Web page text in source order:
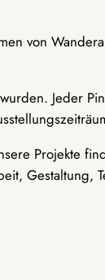
von
Jeder
Projekte
Gestaltung,